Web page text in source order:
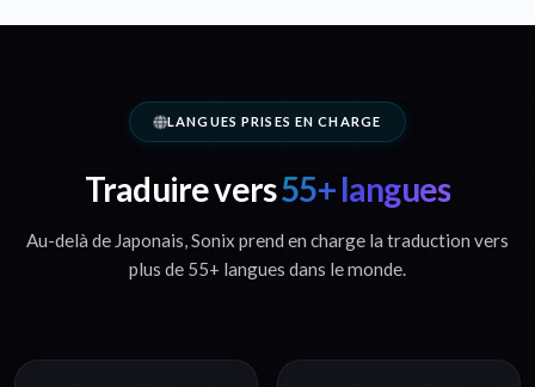
LANGUES PRISES EN CHARGE
Traduire vers55+ langues
Au-delà de Japonais, Sonix prend en charge la traduction vers
plus de 55+ langues dans le monde.